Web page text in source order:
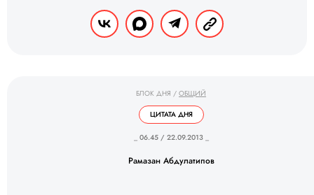
БЛОК ДНЯ / ОБЩИЙ
ЦИТАТА ДНЯ
_ 06.45 / 22.09.2013 _
Рамазан Абдулатипов